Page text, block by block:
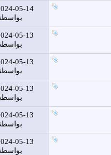
05-14
05-13
05-13
05-13
05-13
05-13